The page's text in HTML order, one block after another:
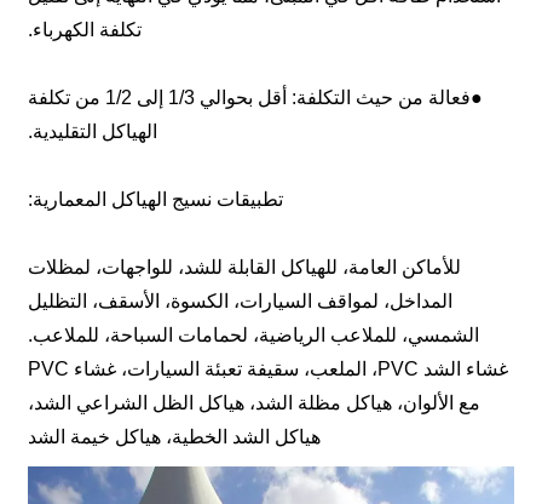
تكلفة الكهرباء.
●فعالة من حيث التكلفة: أقل بحوالي 1/3 إلى 1/2 من تكلفة
الهياكل التقليدية.
تطبيقات نسيج الهياكل المعمارية:
للأماكن العامة، للهياكل القابلة للشد، للواجهات، لمظلات
المداخل، لمواقف السيارات، الكسوة، الأسقف، التظليل
الشمسي، للملاعب الرياضية، لحمامات السباحة، للملاعب.
غشاء الشد PVC، الملعب، سقيفة تعبئة السيارات، غشاء PVC
مع الألوان، هياكل مظلة الشد، هياكل الظل الشراعي الشد،
هياكل الشد الخطية، هياكل خيمة الشد